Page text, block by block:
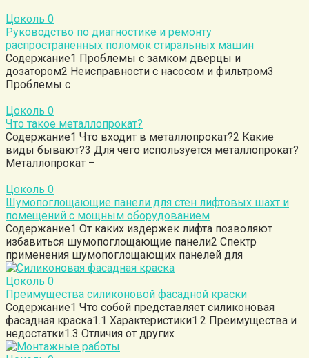
Цоколь 0
Руководство по диагностике и ремонту
распространенных поломок стиральных машин
Содержание1 Проблемы с замком дверцы и
дозатором2 Неисправности с насосом и фильтром3
Проблемы с
Цоколь 0
Что такое металлопрокат?
Содержание1 Что входит в металлопрокат?2 Какие
виды бывают?3 Для чего используется металлопрокат?
Металлопрокат –
Цоколь 0
Шумопоглощающие панели для стен лифтовых шахт и
помещений с мощным оборудованием
Содержание1 От каких издержек лифта позволяют
избавиться шумопоглощающие панели2 Спектр
применения шумопоглощающих панелей для
Цоколь 0
Преимущества силиконовой фасадной краски
Содержание1 Что собой представляет силиконовая
фасадная краска1.1 Характеристики1.2 Преимущества и
недостатки1.3 Отличия от других